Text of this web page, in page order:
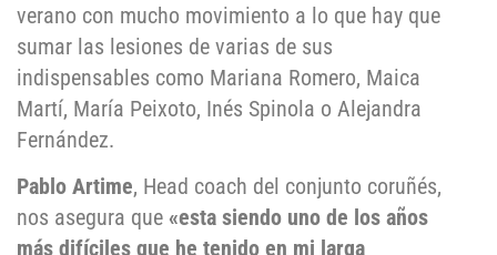
verano con mucho movimiento a lo que hay que
sumar las lesiones de varias de sus
indispensables como Mariana Romero, Maica
Martí, María Peixoto, Inés Spinola o Alejandra
Fernández.
Pablo Artime, Head coach del conjunto coruñés,
nos asegura que «esta siendo uno de los años
más difíciles que he tenido en mi larga